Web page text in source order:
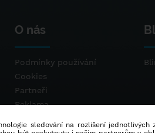
O nás
Podmínky používání
Cookies
Partneři
Reklama
sledování na rozlišení